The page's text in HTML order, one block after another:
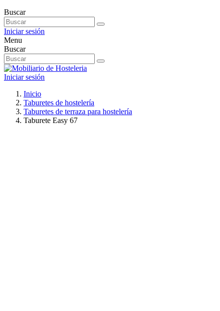
Buscar
Iniciar sesión
Menu
Buscar
Iniciar sesión
Inicio
Taburetes de hostelería
Taburetes de terraza para hostelería
Taburete Easy 67